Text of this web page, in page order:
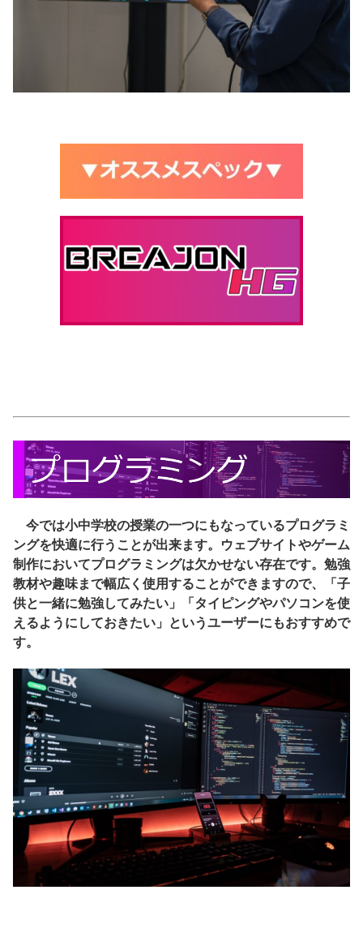
今では小中学校の授業の一つにもなっているプログラミ
ングを快適に行うことが出来ます。ウェブサイトやゲーム
制作においてプログラミングは欠かせない存在です。勉強
教材や趣味まで幅広く使用することができますので、「子
供と一緒に勉強してみたい」「タイピングやパソコンを使
えるようにしておきたい」というユーザーにもおすすめで
す。